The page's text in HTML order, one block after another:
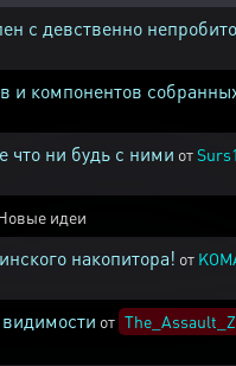
с девственно
и компонентов
что ни будь с ними от
идеи
накопитора! от
от The_Assault_Z